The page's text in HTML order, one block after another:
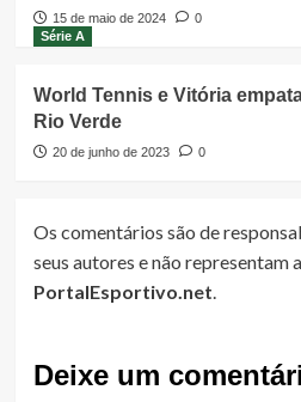
15 de maio de 2024
0
Série A
World Tennis e Vitória
Rio Verde
20 de junho de 2023 0
Os comentários são de
seus autores e não representam
PortalEsportivo.net.
Deixe um